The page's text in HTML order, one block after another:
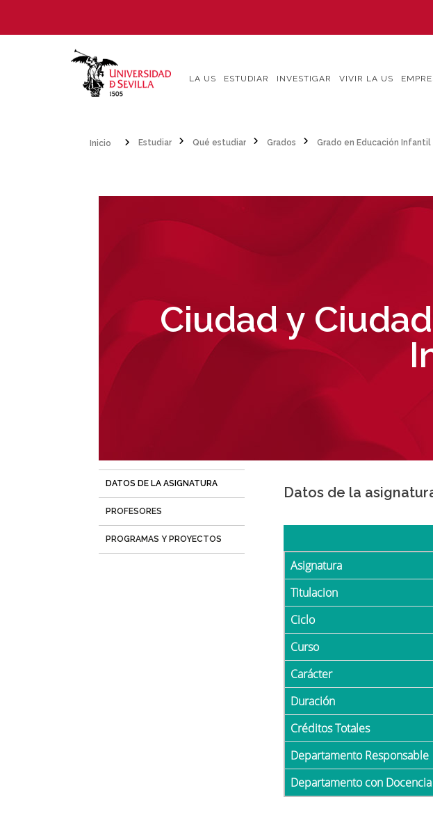
contenido
LA US ESTUDIAR INVESTIGAR VIVIR LA US
navegación
Estudiar
Qué estudiar Grados Grado en Educación Infantil
Ciudad y
DATOS DE LA ASIGNATURA
activa)
PROFESORES
PROGRAMAS Y PROYECTOS
Datos de la
Asignatura
Titulacion
Ciclo
Curso
Carácter
Duración
Créditos Totales
Departamento Responsable
Departamento con Docencia